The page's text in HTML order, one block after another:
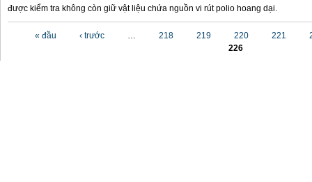
được kiểm tra không còn giữ vật liệu chứa nguồn vi rút polio hoang dại.
« đầu ‹ trước … 218 219 220 221
226